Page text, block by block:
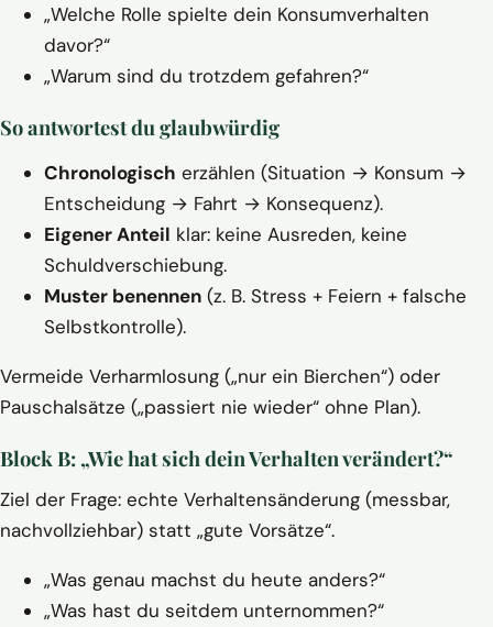
„Welche Rolle spielte dein Konsumverhalten
davor?“
„Warum sind du trotzdem gefahren?“
So antwortest du glaubwürdig
Chronologisch erzählen (Situation → Konsum →
Entscheidung → Fahrt → Konsequenz).
Eigener Anteil klar: keine Ausreden, keine
Schuldverschiebung.
Muster benennen (z. B. Stress + Feiern + falsche
Selbstkontrolle).
Vermeide Verharmlosung („nur ein Bierchen“) oder
Pauschalsätze („passiert nie wieder“ ohne Plan).
Block B: „Wie hat sich dein Verhalten verändert?“
Ziel der Frage: echte Verhaltensänderung (messbar,
nachvollziehbar) statt „gute Vorsätze“.
„Was genau machst du heute anders?“
„Was hast du seitdem unternommen?“